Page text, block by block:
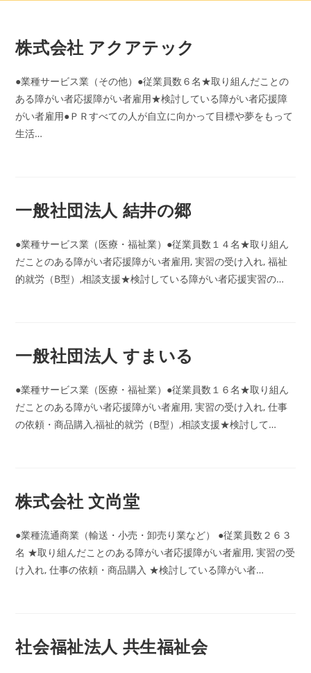
株式会社 アクアテック
●業種サービス業（その他）●従業員数６名★取り組んだことの
ある障がい者応援障がい者雇用★検討している障がい者応援障
がい者雇用●ＰＲすべての人が自立に向かって目標や夢をもって
生活…
一般社団法人 結井の郷
●業種サービス業（医療・福祉業）●従業員数１４名★取り組ん
だことのある障がい者応援障がい者雇用, 実習の受け入れ, 福祉
的就労（B型）,相談支援★検討している障がい者応援実習の…
一般社団法人 すまいる
●業種サービス業（医療・福祉業）●従業員数１６名★取り組ん
だことのある障がい者応援障がい者雇用, 実習の受け入れ, 仕事
の依頼・商品購入,福祉的就労（B型）,相談支援★検討して…
株式会社 文尚堂
●業種流通商業（輸送・小売・卸売り業など） ●従業員数２６３
名 ★取り組んだことのある障がい者応援障がい者雇用, 実習の受
け入れ, 仕事の依頼・商品購入 ★検討している障がい者…
社会福祉法人 共生福祉会